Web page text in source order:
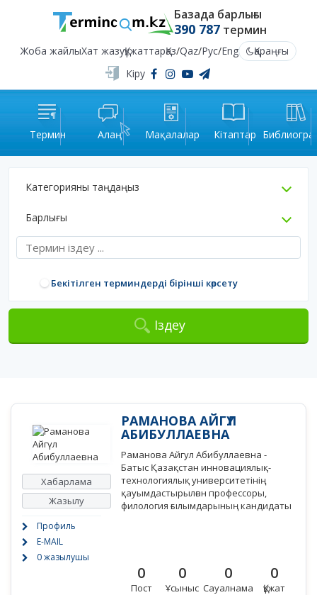
Базада барлығы
390 787термин
Жоба жайлыХат жазуҚұжаттарҚаз/Qaz/Рус/Eng
Қараңғы
Кіру
Термин Алаң Мақалалар Кітаптар
Категорияны таңдаңыз
Барлығы
Бекітілген терминдерді бірінші көрсету
Іздеу
Хабарлама
Жазылу
Профиль
E-MAIL
0 жазылушы
РАМАНОВА АЙГҮЛ
АБИБУЛЛАЕВНА
Раманова Айгул Абибуллаевна -
Батыс Қазақстан инновациялық-
технологиялық университетінің
қауымдастырылған профессоры,
филология ғылымдарының кандидаты
0
Пост
0
Ұсыныс
0
Сауалнама
0
Құжат